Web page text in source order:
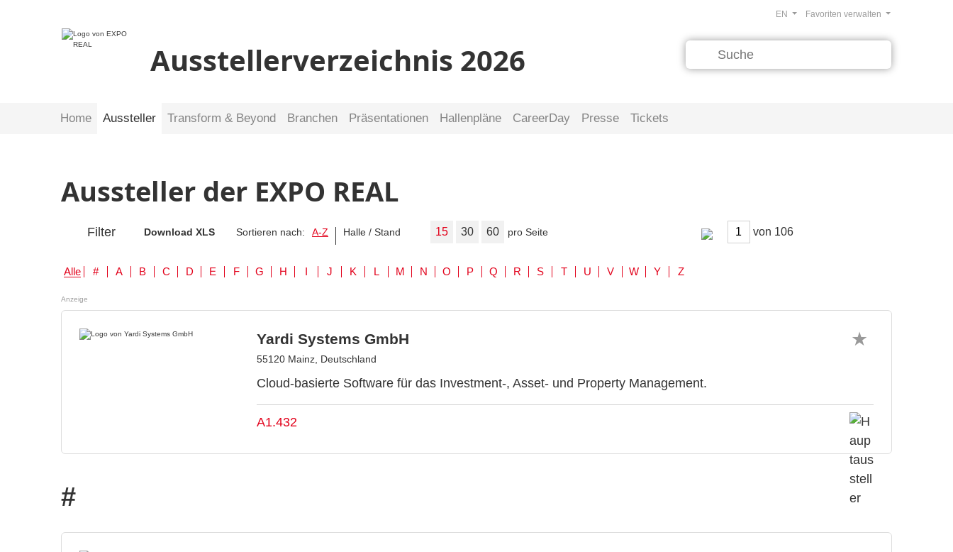
Ausstellerverzeichnis 2026
Favoriten verwalten
EN
Home Aussteller Transform & Beyond Branchen Präsentationen Hallenpläne CareerDay Presse Tickets
Aussteller der EXPO REAL
Filter Download XLS Sortieren nach: A-Z Halle / Stand 15 30 60 pro Seite von
Alle # A B C D E F G H I J K L M N O P Q R S T U V W Y Z
Anzeige
Yardi Systems GmbH
55120 Mainz, Deutschland
Cloud-basierte Software für das Investment-, Asset- und Property Management.
A1.432
#